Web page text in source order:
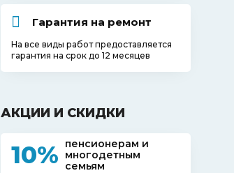
Гарантия на ремонт
На все виды работ предоставляется
гарантия на срок до 12 месяцев
АКЦИИ И СКИДКИ
10%
пенсионерам и
многодетным
семьям